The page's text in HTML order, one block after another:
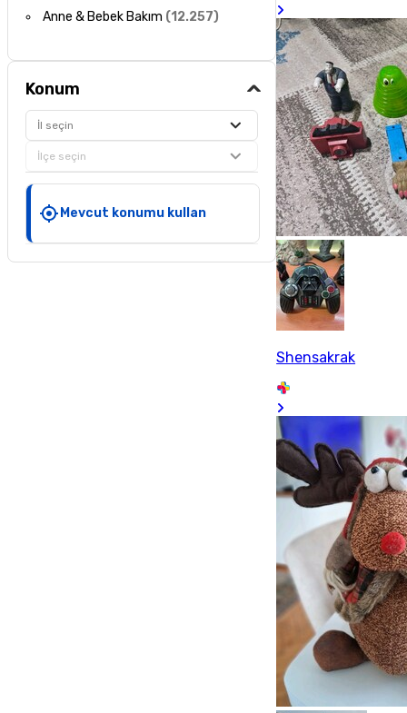
Anne & Bebek Bakım (12.257)
Konum
İl seçin
İlçe seçin
Mevcut konumu kullan
Shensakrak